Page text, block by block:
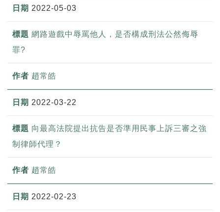
2022-05-03
網路遊戲中辱罵他人，是否構成刑法公然侮辱
罪?
趙常皓
2022-03-22
向最高法院提出抗告是否準用民事上訴三審之強
制律師代理？
趙常皓
2022-02-23